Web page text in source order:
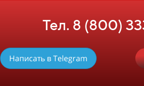
Тел. 8 (800)
Написать в Telegram